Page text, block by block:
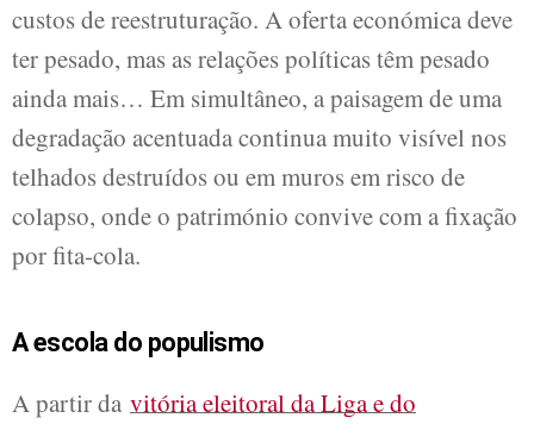
custos de reestruturação. A oferta económica deve
ter pesado, mas as relações políticas têm pesado
ainda mais… Em simultâneo, a paisagem de uma
degradação acentuada continua muito visível nos
telhados destruídos ou em muros em risco de
colapso, onde o património convive com a fixação
por fita-cola.
A escola do populismo
A partir da vitória eleitoral da Liga e do